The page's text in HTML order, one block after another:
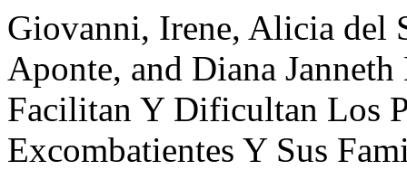
Giovanni, Irene, Alicia del
Aponte, and Diana
Facilitan Y Dificultan Los
Excombatientes Y Sus